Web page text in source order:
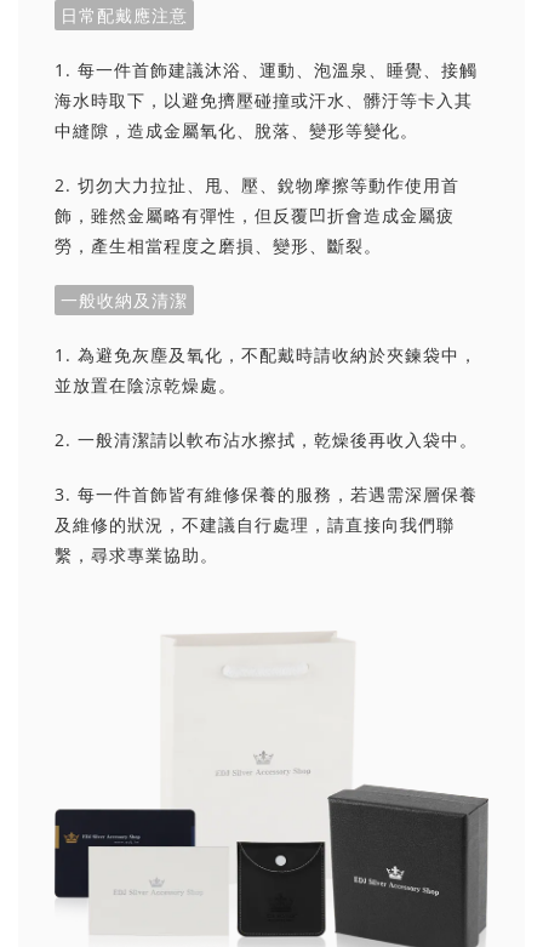
日常配戴應注意
1. 每一件首飾建議沐浴、運動、泡溫泉、睡覺、接觸
海水時取下，以避免擠壓碰撞或汗水、髒汙等卡入其
中縫隙，造成金屬氧化、脫落、變形等變化。
2. 切勿大力拉扯、甩、壓、銳物摩擦等動作使用首
飾，雖然金屬略有彈性，但反覆凹折會造成金屬疲
勞，產生相當程度之磨損、變形、斷裂。
一般收納及清潔
1. 為避免灰塵及氧化，不配戴時請收納於夾鍊袋中，
並放置在陰涼乾燥處。
2. 一般清潔請以軟布沾水擦拭，乾燥後再收入袋中。
3. 每一件首飾皆有維修保養的服務，若遇需深層保養
及維修的狀況，不建議自行處理，請直接向我們聯
繫，尋求專業協助。